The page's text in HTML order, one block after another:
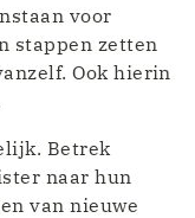
voor
stappen zetten
Ook hierin
Betrek
naar hun
van nieuwe